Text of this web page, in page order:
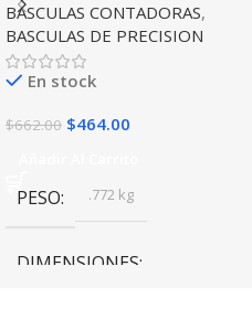
BASCULAS CONTADORAS,
BASCULAS DE PRECISION
En stock
$662.00 $464.00
PESO .772 kg
DIMENSIONES